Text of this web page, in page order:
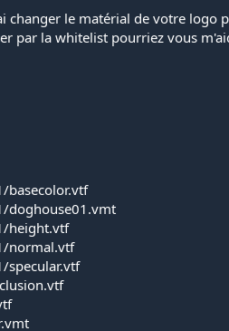
changer le matérial de votre
par la whitelist pourriez vous
basecolor.vtf
doghouse01.vmt
height.vtf
normal.vtf
specular.vtf